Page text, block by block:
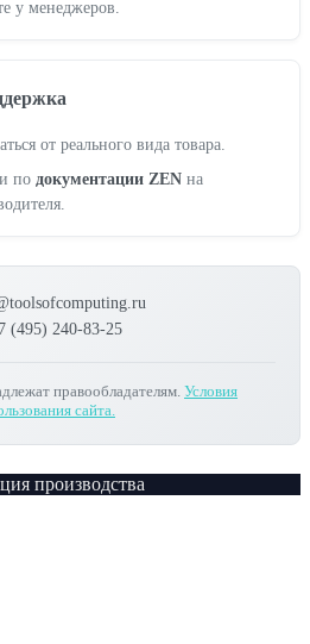
у менеджеров.
от реального вида товара.
по документации ZEN на
(495) 240-83-25
правообладателям. Условия
сайта.
производства